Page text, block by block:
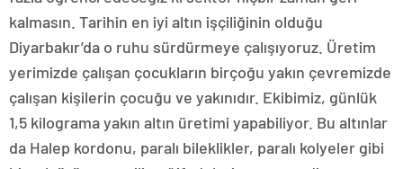
kalmasın. Tarihin en iyi altın işçiliğinin olduğu
Diyarbakır’da o ruhu sürdürmeye çalışıyoruz. Üretim
yerimizde çalışan çocukların birçoğu yakın çevremizde
çalışan kişilerin çocuğu ve yakınıdır. Ekibimiz, günlük
1,5 kilograma yakın altın üretimi yapabiliyor. Bu altınlar
da Halep kordonu, paralı bileklikler, paralı kolyeler gibi